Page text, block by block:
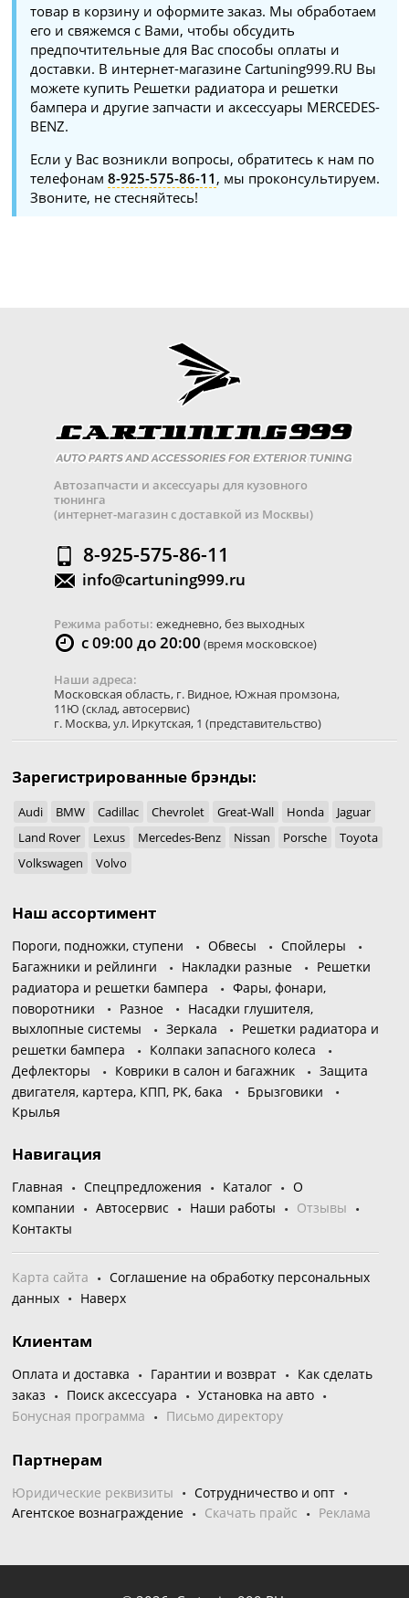
товар в корзину и оформите заказ. Мы обработаем
его и свяжемся с Вами, чтобы обсудить
предпочтительные для Вас способы оплаты и
доставки. В интернет-магазине Cartuning999.RU Вы
можете купить Решетки радиатора и решетки
бампера и другие запчасти и аксессуары MERCEDES-
BENZ.
Если у Вас возникли вопросы, обратитесь к нам по
телефонам8-925-575-86-11 , мы проконсультируем.
Звоните, не стесняйтесь!
Автозапчасти и аксессуары для кузовного
тюнинга
(интернет-магазин с доставкой из Москвы)
8-925-575-86-11
info@cartuning999.ru
Режима работы: ежедневно, без выходных
с 09:00 до 20:00 (время московское)
Наши адреса:
Московская область, г. Видное, Южная промзона,
11Ю (склад, автосервис)
г. Москва,ул. Иркутская, 1 (представительство)
Зарегистрированные брэнды:
Audi BMW Cadillac Chevrolet Great-Wall Honda
Jaguar
Land Rover
Lexus Mercedes-Benz Nissan Porsche
Toyota
Volkswagen
Volvo
Наш ассортимент
Пороги, подножки, ступени Обвесы
Спойлеры
Багажники и рейлинги
Накладки разные
Решетки
радиатора и решетки бампера
Фары, фонари,
поворотники
Разное
Насадки глушителя,
выхлопные системы
Зеркала
Решетки радиатора и
решетки бампера
Колпаки запасного колеса
Дефлекторы
Коврики в салон и багажник
Защита
двигателя, картера, КПП, РК, бака
Брызговики
Крылья
Навигация
Главная Спецпредложения Каталог
О
компании
Автосервис Наши работы
Отзывы
Контакты
Карта сайта
Соглашение на обработку персональных
данных
Наверх
Клиентам
Оплата и доставка Гарантии и возврат
Как сделать
заказ
Поиск аксессуара
Установка на авто
Бонусная программа
Письмо директору
Партнерам
Юридические реквизиты
Сотрудничество и опт
Агентское вознаграждение
Скачать прайс Реклама